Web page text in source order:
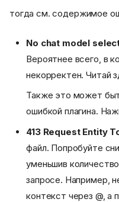
тогда см. содержимое
No chat model
Вероятнее всего, в
некорректен. Читай
Также это может
ошибкой плагина.
413 Request Entity
файл. Попробуйте
уменьшив
запросе. Например,
контекст через @, а